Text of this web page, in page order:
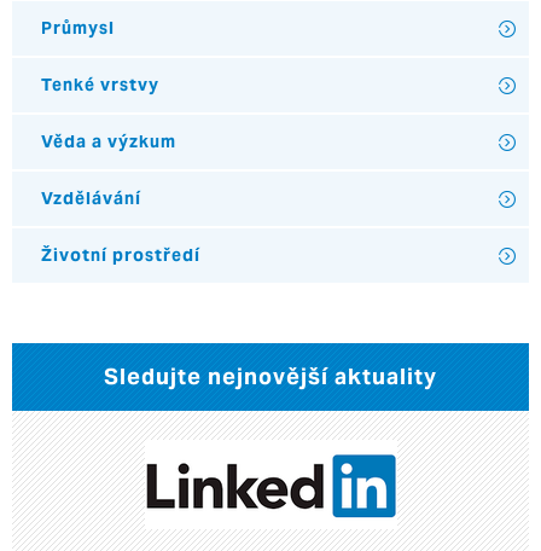
Průmysl
Tenké vrstvy
Věda a výzkum
Vzdělávání
Životní prostředí
Sledujte nejnovější aktuality